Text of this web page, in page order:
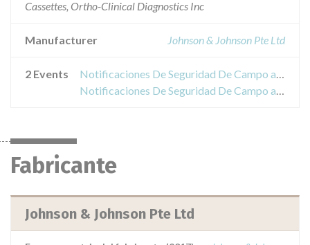
Cassettes, Ortho-Clinical Diagnostics Inc
Manufacturer Johnson & Johnson Pte Ltd
2 Events
Notificaciones De Seguridad De Campo acerca de ORTHO VISION™ Analyzer for ORTHO BioVue® Cassettes
Notificaciones De Seguridad De Campo acerca de ORTHO VISION™ Analyzer for ORTHO BioVue® Cassettes
Fabricante
Johnson & Johnson Pte Ltd